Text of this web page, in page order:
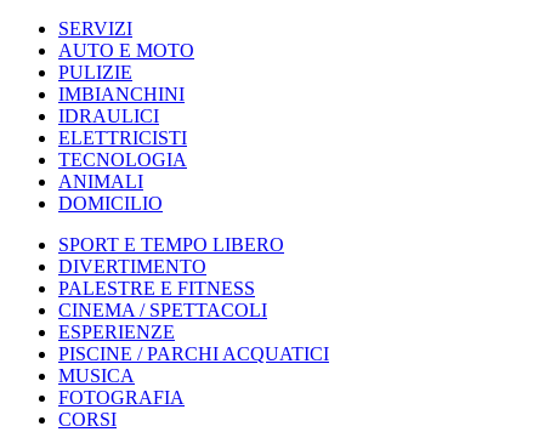
SERVIZI
AUTO E MOTO
PULIZIE
IMBIANCHINI
IDRAULICI
ELETTRICISTI
TECNOLOGIA
ANIMALI
DOMICILIO
SPORT E TEMPO LIBERO
DIVERTIMENTO
PALESTRE E FITNESS
CINEMA / SPETTACOLI
ESPERIENZE
PISCINE / PARCHI ACQUATICI
MUSICA
FOTOGRAFIA
CORSI